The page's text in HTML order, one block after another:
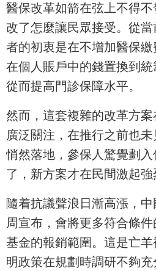
醫保改革如箭在弦上不得不
改了怎麼讓民眾接受。從
者的初衷是在不增加醫保
在個人賬戶中的錢置換到統
從而提高門診保障水平。
然而，這套複雜的改革方
廣泛關注，在推行之前也
悄然落地，參保人驚覺劃
了，新方案才在民間激起強
隨着抗議聲浪日漸高漲，
周宣布，會將更多符合條
基金的報銷範圍。這是亡
明政策在規劃時調研不夠